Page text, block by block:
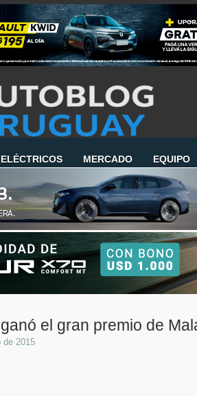
ELÉCTRICOS MERCADO EQUIPO
el gran premio de
de 2015